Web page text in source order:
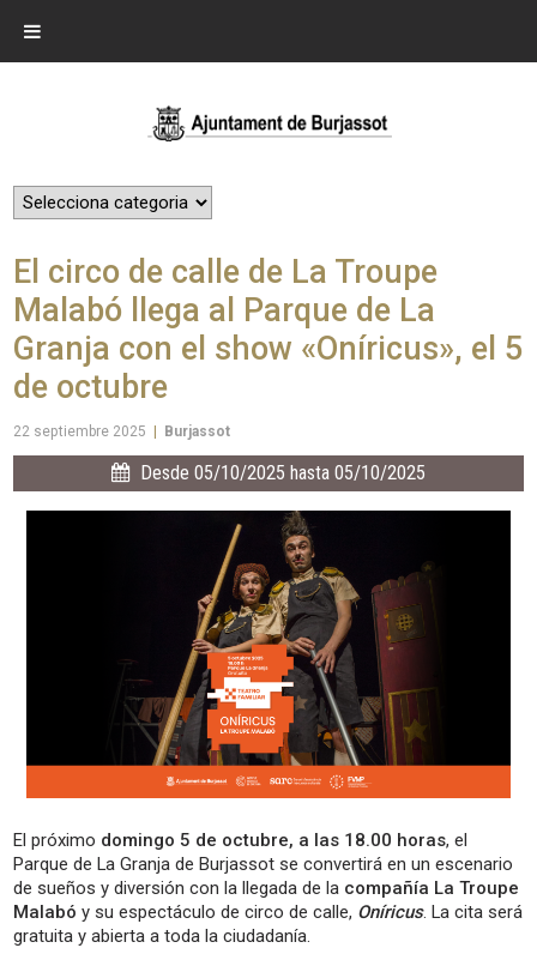
El circo de calle de La Troupe
Malabó llega al Parque de La
Granja con el show «Oníricus», el 5
de octubre
22 septiembre 2025 Burjassot
Desde 05/10/2025 hasta 05/10/2025
El próximo domingo 5 de octubre, a las 18.00 horas, el
Parque de La Granja de Burjassot se convertirá en un escenario
de sueños y diversión con la llegada de la compañía La Troupe
Malabó y su espectáculo de circo de calle, Oníricus. La cita será
gratuita y abierta a toda la ciudadanía.